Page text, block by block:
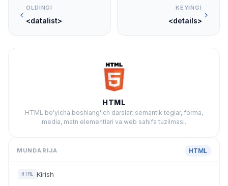
OLDINGI
<datalist>
KEYINGI
<details>
HTML
HTML bo'yicha boshlang'ich darslar: semantik teglar, forma,
media, matn elementlari va web sahifa tuzilmasi.
MUNDARIJA HTML
HTML Kirish